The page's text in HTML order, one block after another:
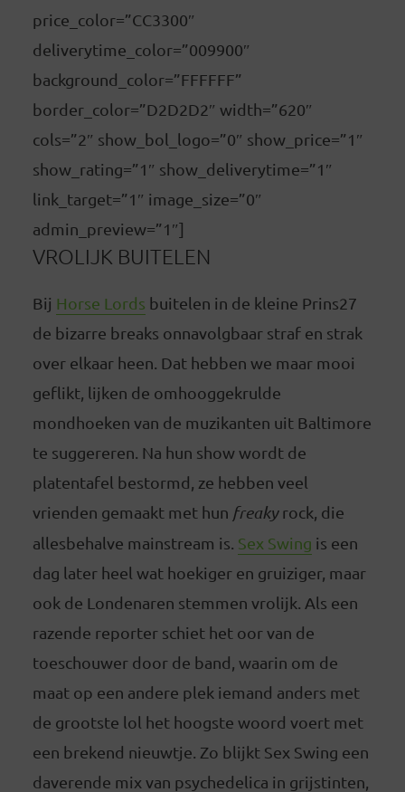
price_color=”CC3300″
deliverytime_color=”009900″
background_color=”FFFFFF”
border_color=”D2D2D2″ width=”620″
cols=”2″ show_bol_logo=”0″ show_price=”1″
show_rating=”1″ show_deliverytime=”1″
link_target=”1″ image_size=”0″
admin_preview=”1″]
VROLIJK BUITELEN
Bij Horse Lords buitelen in de kleine Prins27
de bizarre breaks onnavolgbaar straf en strak
over elkaar heen. Dat hebben we maar mooi
geflikt, lijken de omhooggekrulde
mondhoeken van de muzikanten uit Baltimore
te suggereren. Na hun show wordt de
platentafel bestormd, ze hebben veel
vrienden gemaakt met hun freakyrock, die
allesbehalve mainstream is. Sex Swing is een
dag later heel wat hoekiger en gruiziger, maar
ook de Londenaren stemmen vrolijk. Als een
razende reporter schiet het oor van de
toeschouwer door de band, waarin om de
maat op een andere plek iemand anders met
de grootste lol het hoogste woord voert met
een brekend nieuwtje. Zo blijkt Sex Swing een
daverende mix van psychedelica in grijstinten,